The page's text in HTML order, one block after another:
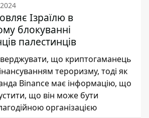
Ізраїлю в
блокуванні
палестинців
що криптогаманець
тероризму, тоді як
Binance має інформацію, що
що він може бути
організацією